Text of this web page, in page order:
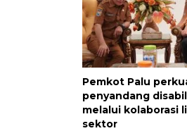
Pemkot Palu
penyandang
melalui kolaborasi
sektor